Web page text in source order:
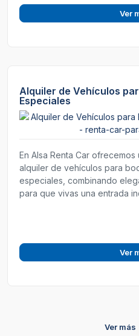
Ver
Alquiler de Vehículos
Especiales
En Alsa Renta Car
alquiler de vehículos para
especiales, combinando
para que vivas una entrada
Ver
Ver más